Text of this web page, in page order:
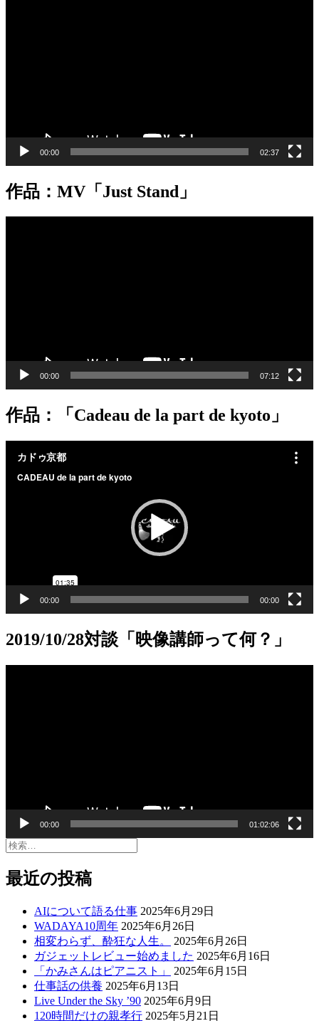
00:00 02:37
作品：MV「Just Stand」
00:00 07:12
作品：「Cadeau de la part de kyoto」
00:00 00:00
2019/10/28対談「映像講師って何？」
00:00 01:02:06
検
最近の投稿
AIについて語る仕事 2025年6月29日
WADAYA10周年 2025年6月26日
相変わらず、酔狂な人生。
2025年6月26日
ガジェットレビュー始めました 2025年6月16日
「かみさんはピアニスト」
2025年6月15日
仕事話の供養 2025年6月13日
Live Under the Sky ’90 2025年6月9日
120時間だけの親孝行 2025年5月21日